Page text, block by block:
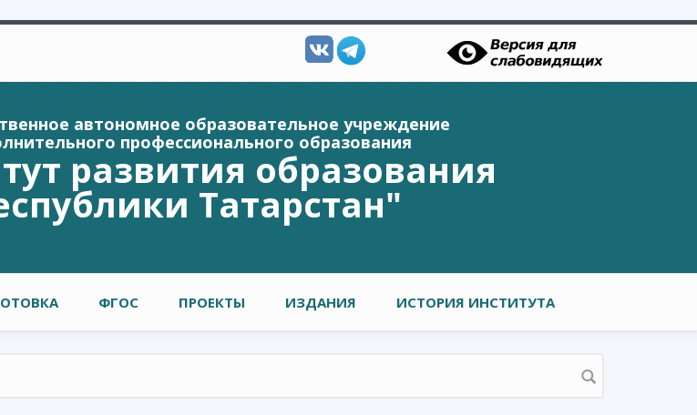
автономное образовательное учреждение
профессионального образования
развития образования
Татарстан"
ФГОС ПРОЕКТЫ ИЗДАНИЯ ИСТОРИЯ ИНСТИТУТА